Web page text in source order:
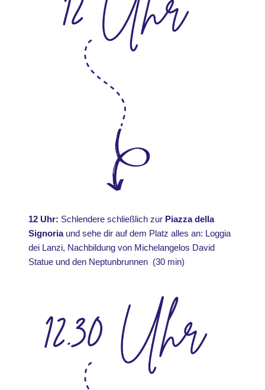
12 Uhr: Schlendere schließlich zur Piazza della
Signoriaund sehe dir auf dem Platz alles an: Loggia
dei Lanzi, Nachbildung von Michelangelos David
Statue und den Neptunbrunnen (30 min)